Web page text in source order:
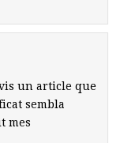
un article que
sembla
mes